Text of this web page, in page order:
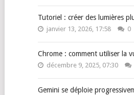
Tutoriel : créer des lumières
janvier 13, 2026, 17:58 0
Chrome : comment utiliser la
décembre 9, 2025, 07:30
Gemini se déploie